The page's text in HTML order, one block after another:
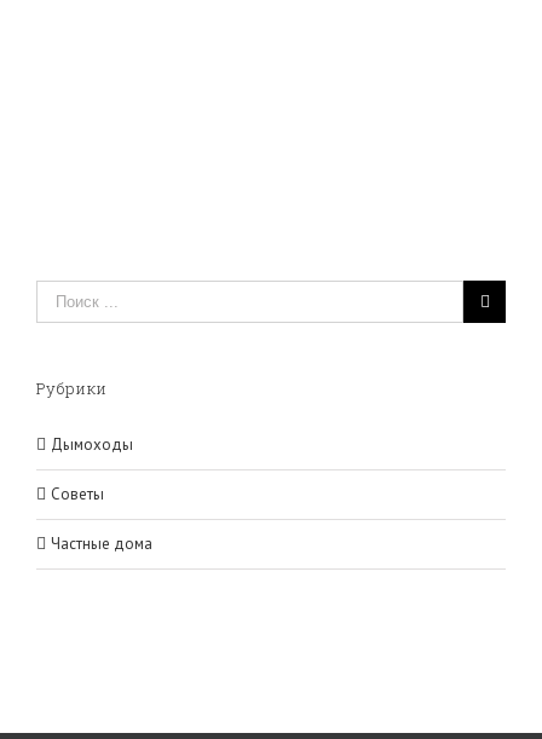
Рубрики
Дымоходы
Советы
Частные дома